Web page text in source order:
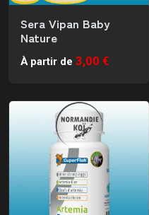
Sera Vipan Baby
Nature
À partir de 3,00 €